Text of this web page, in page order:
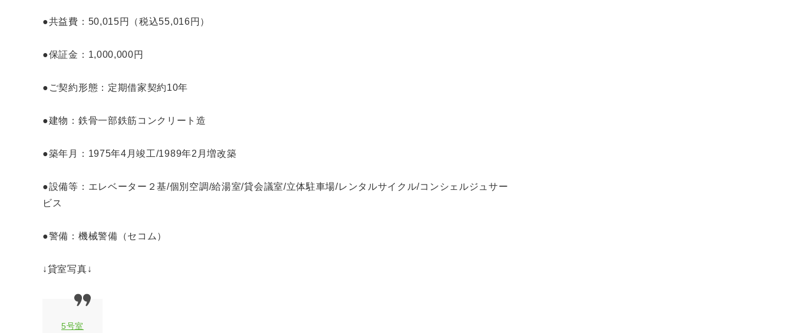
●共益費：50,015円（税込55,016円）
●保証金：1,000,000円
●ご契約形態：定期借家契約10年
●建物：鉄骨一部鉄筋コンクリート造
●築年月：1975年4月竣工/1989年2月増改築
●設備等：エレベーター２基/個別空調/給湯室/貸会議室/立体駐車場/レンタルサイクル/コンシェルジュサー
ビス
●警備：機械警備（セコム）
↓貸室写真↓
5号室